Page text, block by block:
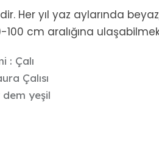
Her yıl yaz aylarında
100 cm aralığına
: Çalı
Çalısı
dem yeşil